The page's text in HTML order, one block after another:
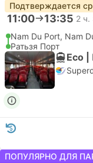
Подтверждается
11:00 13:35 2
Nam Du Port, Nam
Ратьзя Порт
Eco
ПОПУЛЯРНО ДЛЯ